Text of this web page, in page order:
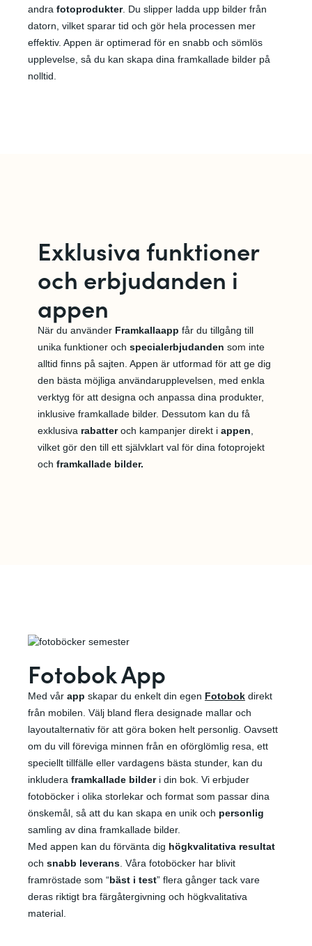
andra fotoprodukter. Du slipper ladda upp bilder från
datorn, vilket sparar tid och gör hela processen mer
effektiv. Appen är optimerad för en snabb och sömlös
upplevelse, så du kan skapa dina framkallade bilder på
nolltid.
Exklusiva funktioner
och erbjudanden i
appen
När du använder Framkallaapp får du tillgång till
unika funktioner ochspecialerbjudanden som inte
alltid finns på sajten. Appen är utformad för att ge dig
den bästa möjliga användarupplevelsen, med enkla
verktyg för att designa och anpassa dina produkter,
inklusive framkallade bilder. Dessutom kan du få
exklusiva rabatteroch kampanjer direkt iappen
vilket gör den till ett självklart val för dina fotoprojekt
ochframkallade bilder.
Fotobok App
Med vår app skapar du enkelt din egen Fotobok direkt
från mobilen. Välj bland flera designade mallar och
layoutalternativ för att göra boken helt personlig. Oavsett
om du vill föreviga minnen från en oförglömlig resa, ett
speciellt tillfälle eller vardagens bästa stunder, kan du
inkludera framkallade bilderi din bok. Vi erbjuder
fotoböcker i olika storlekar och format som passar dina
önskemål, så att du kan skapa en unik och personlig
samling av dina framkallade bilder.
Med appen kan du förvänta dig högkvalitativa resultat
och snabb leverans . Våra fotoböcker har blivit
framröstade som “bäst i test” flera gånger tack vare
deras riktigt bra färgåtergivning och högkvalitativa
material.